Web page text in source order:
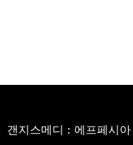
갠지스메디 : 에프페시